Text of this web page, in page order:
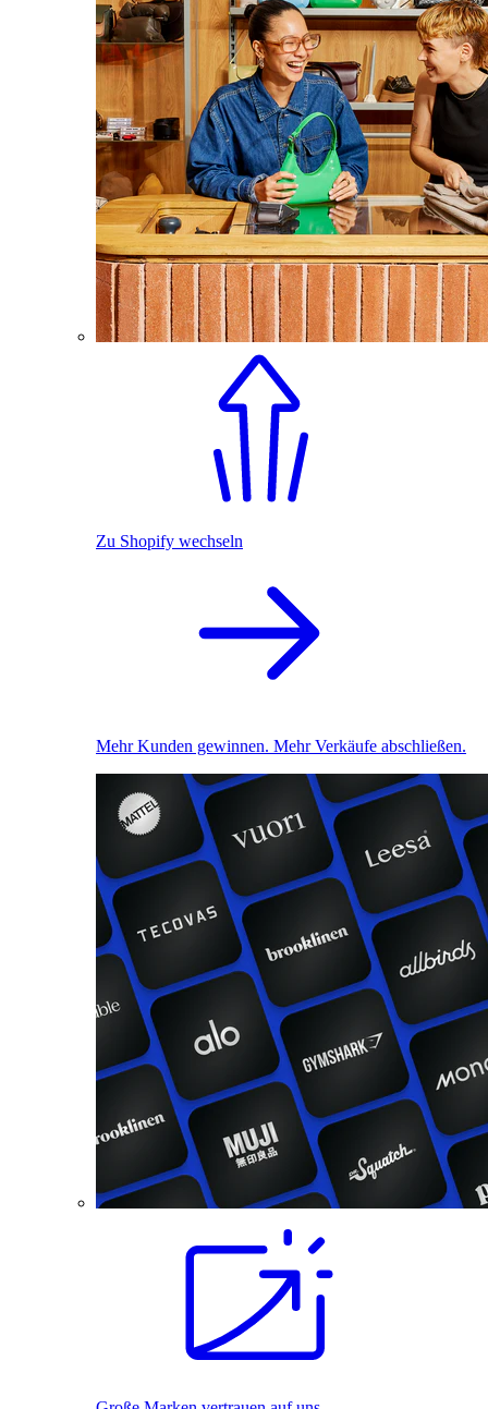
Zu Shopify wechseln
Mehr Kunden gewinnen. Mehr Verkäufe abschließen.